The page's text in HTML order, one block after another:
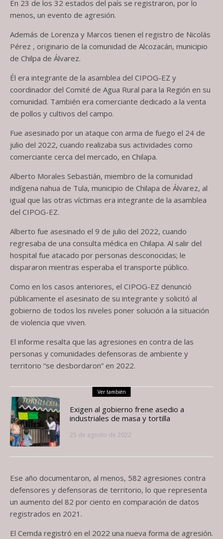
En 23 de los 32 estados del país se registraron, por lo
menos, un evento de agresión.
Además de Lorenza y Marcos tienen el registro de Nicolás
Pérez , originario de la comunidad de Alcozacán, municipio
de Chilpa de Álvarez.
Él era integrante de la asamblea del CIPOG-EZ y
coordinador del Comité de Agua Rural para la Región en su
comunidad. También era comerciante dedicado a la venta
de pollos y cultivos del campo.
Fue asesinado por un ataque con arma de fuego el 24 de
julio del 2022, cuando realizaba sus actividades como
comerciante cerca del mercado, en Chilapa.
Alberto Morales Sebastián, miembro de la comunidad
indígena nahua de Tula, municipio de Chilapa de Álvarez, al
igual que las otras víctimas era integrante de la asamblea
del CIPOG-EZ.
Alberto fue asesinado el 9 de julio del 2022, cuando
regresaba de una consulta médica en Chilapa. Al salir del
hospital fue atacado por personas desconocidas; le
dispararon mientras esperaba el transporte público.
Como en los casos anteriores, el CIPOG-EZ denunció
públicamente el asesinato de su integrante y solicitó al
gobierno de todos los niveles poner solución a la situación
de violencia que viven.
El informe resalta que las agresiones en contra de las
personas y comunidades defensoras de ambiente y
territorio “se desbordaron” en 2022.
Ver también
Exigen al gobierno frene asedio a
industriales de masa y tortilla
25 de agosto de 2022
Ese año documentaron, al menos, 582 agresiones contra
defensores y defensoras de territorio, lo que representa
un aumento del 82 por ciento en comparación de datos
registrados en 2021.
El Cemda registró en el 2022 una nueva forma de agresión.